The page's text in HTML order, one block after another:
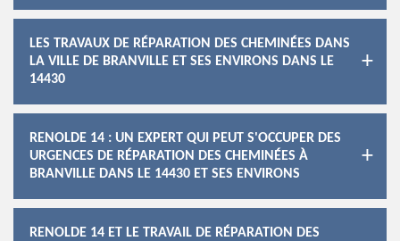
LES TRAVAUX DE RÉPARATION DES CHEMINÉES DANS
LA VILLE DE BRANVILLE ET SES ENVIRONS DANS LE
14430
RENOLDE 14 : UN EXPERT QUI PEUT S'OCCUPER DES
URGENCES DE RÉPARATION DES CHEMINÉES À
BRANVILLE DANS LE 14430 ET SES ENVIRONS
RENOLDE 14 ET LE TRAVAIL DE RÉPARATION DES